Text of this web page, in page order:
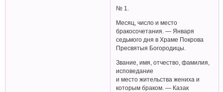
№ 1.
Месяц, число и место
бракосочетания. — Января
седьмого дня в Храме Покрова
Пресвятыя Богородицы.
Звание, имя, отчество, фамилия,
исповедание
и место жительства жениха и
которым браком. — Казак